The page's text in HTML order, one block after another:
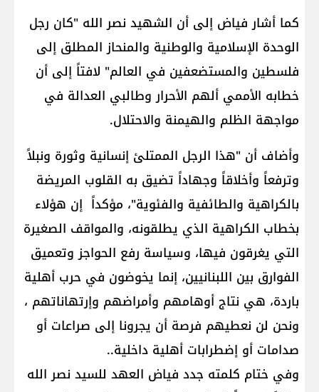
كما أشار فياض إلى أن الشهيد نصر الله "كان رجل
الوحدة الإسلامية والوطنية والمنحاز المطلق إلى
فلسطين والمستضعفين في العالم" لافتاً إلى أن
خطابه الأممي ألهم الأحرار وطالبي العدالة في
مواجهة الظلم والهيمنة والاحتلال.
وأضاف أن "هذا الرجل الممتلئ إنسانية وثورة ونبلاً
وترفعاً وأخلاقاً وجهاداً تضيق به القلوب المريضة
بالكراهية والطائفية والفئوية"، مؤكداً إن هؤلاء
بخطاب الكراهية الذي يطلقونه، والمواقف الصغيرة
التي يغرقون فيها، وسياسة رفع الحواجز وتعميق
الفوارق بين اللبنانيين، إنما يخوضون في حرب أهلية
باردة، هي نتاج أوهامهم وأمراضهم وإرتهاناتهم ،
ونحن لن نعطيهم فرصة أن يجرونا إلى صراعات أو
صدامات أو إضطرابات أهلية داخلية..
وفي ختام كلمته جدد فياض العهد للسيد نصر الله